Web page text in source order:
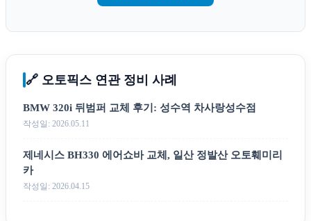
🔗 오토픽스 연관 정비 사례
BMW 320i 뒤범퍼 교체 후기: 성수역 차사랑성수점
작성일: 2026.05.11
제네시스 BH330 에어쇼바 교체, 일산 정발산 오토훼미리
카
작성일: 2026.04.15